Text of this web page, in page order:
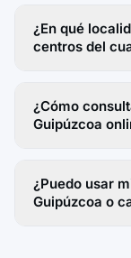
¿En qué
centros del
¿Cómo
Guipúzcoa
¿Puedo usar
Guipúzcoa o